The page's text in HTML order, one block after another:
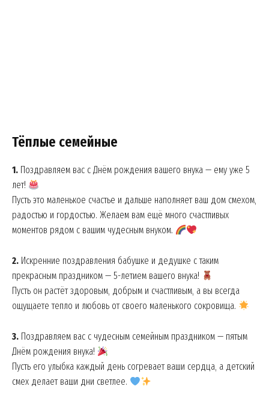
Тёплые семейные
1. Поздравляем вас с Днём рождения вашего внука — ему уже 5
лет!
Пусть это маленькое счастье и дальше наполняет ваш дом смехом,
радостью и гордостью. Желаем вам ещё много счастливых
моментов рядом с вашим чудесным внуком.
2. Искренние поздравления бабушке и дедушке с таким
прекрасным праздником — 5-летием вашего внука!
Пусть он растёт здоровым, добрым и счастливым, а вы всегда
ощущаете тепло и любовь от своего маленького сокровища.
3. Поздравляем вас с чудесным семейным праздником — пятым
Днём рождения внука!
Пусть его улыбка каждый день согревает ваши сердца, а детский
смех делает ваши дни светлее.